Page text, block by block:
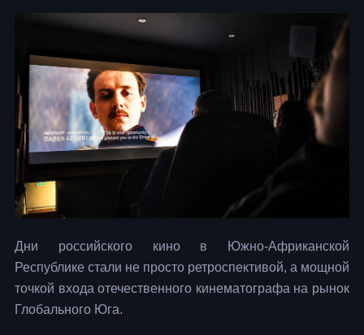
Дни российского кино в Южно-Африканской
Республике стали не просто ретроспективой, а мощной
точкой входа отечественного кинематографа на рынок
Глобального Юга.